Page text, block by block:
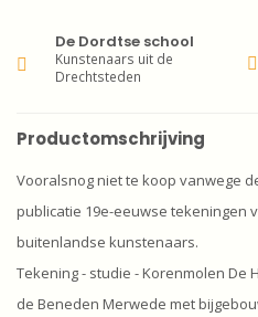
De Dordtse school
Kunstenaars uit de
Drechtsteden
Productomschrijving
Vooralsnog niet te koop vanwege
publicatie 19e-eeuwse tekeningen
buitenlandse kunstenaars.
Tekening - studie - Korenmolen De
de Beneden Merwede met